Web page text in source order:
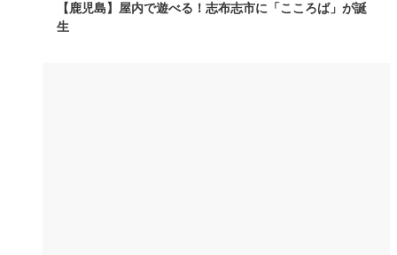
【鹿児島】屋内で遊べる！志布志市に「こころば」が誕
生